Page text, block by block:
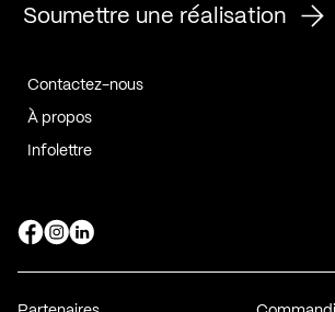
Soumettre une réalisation
Contactez-nous
À propos
Infolettre
Page Facebook de Kollectif
Page Instagram de Kollectif
Page Linkedin de Kollectif